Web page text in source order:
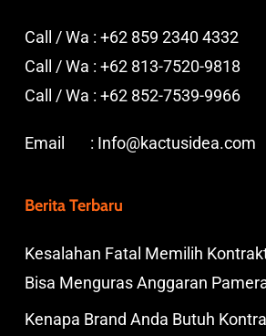
Call / Wa : +62 859 2340 4332
Call / Wa : +62 813-7520-9818
Call / Wa : +62 852-7539-9966
Email : Info@kactusidea.com
Berita Terbaru
Kesalahan Fatal Memilih
Bisa Menguras Anggaran
Kenapa Brand Anda Butuh